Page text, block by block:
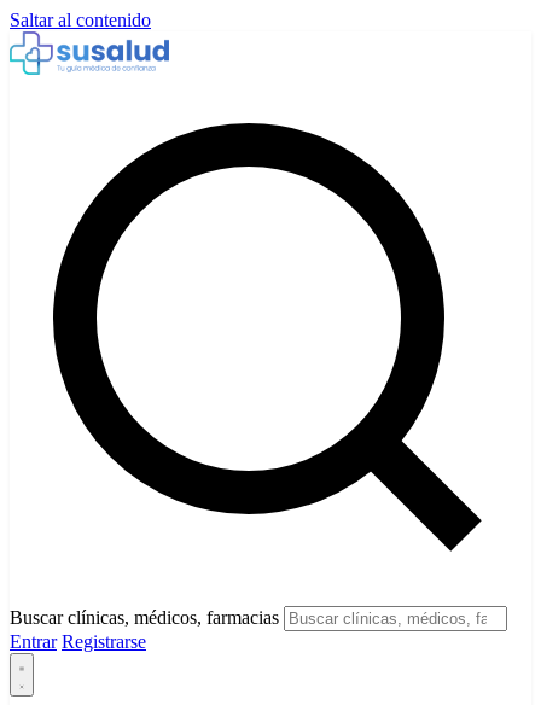
Saltar al contenido
Buscar clínicas, médicos, farmacias
Entrar Registrarse